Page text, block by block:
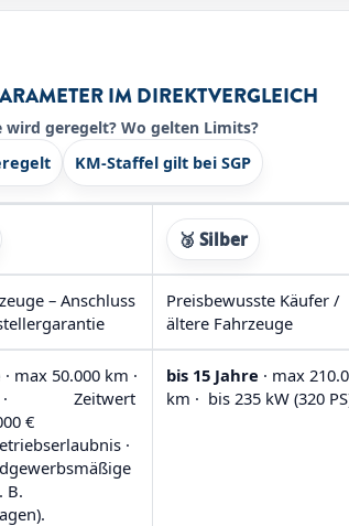
IM DIREKTVERGLEICH
wird geregelt? Wo gelten Limits?
KM-Staffel gilt bei SGP
🥉 Silber
– Anschluss
Preisbewusste Käufer /
ältere Fahrzeuge
· max 50.000 km ·
· Zeitwert
€
·
B.
bis 15 Jahre · max
km · bis 235 kW (320